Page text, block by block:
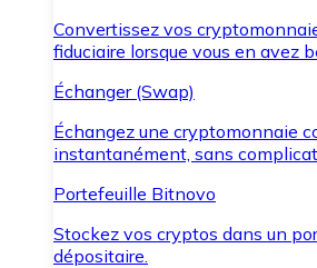
Convertissez vos
fiduciaire lorsque vous en avez
Échanger (Swap)
Échangez une cryptomonnaie
instantanément, sans
Portefeuille Bitnovo
Stockez vos cryptos dans un
dépositaire.